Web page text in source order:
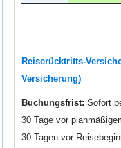
Reiserücktritts-
Versicherung)
Buchungsfrist: Sofort
30 Tage vor
30 Tagen vor